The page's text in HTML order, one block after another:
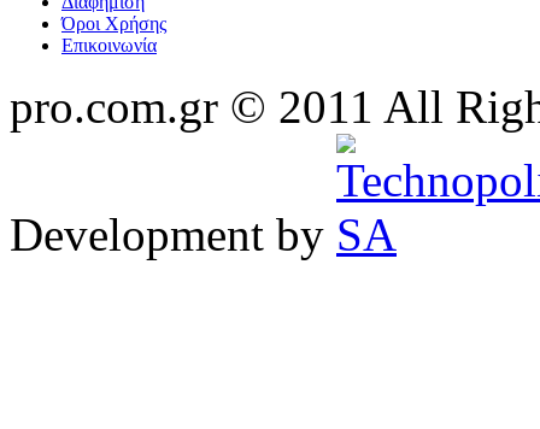
Όροι Χρήσης
Επικοινωνία
pro.com.gr © 2011 All
Development by